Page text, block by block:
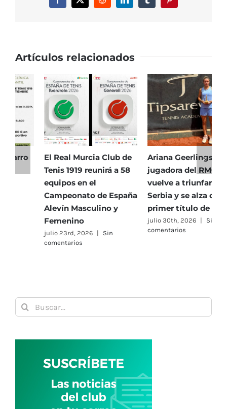
MASCULINO
Facebook
X RedditLinkedInTumblrPinterest
Artículos relacionados
El Real Murcia Club de
Tenis 1919 reunirá a 58
equipos en el
Campeonato de España
Alevín Masculino y
Femenino
julio 23rd, 2026 | Sin
comentarios
Ariana Geerlings,
jugadora del RMCT,
vuelve a triunfar en
Serbia y se alza con su
primer título de 2026
julio 30th, 2026 | Sin
comentarios
Buscar: